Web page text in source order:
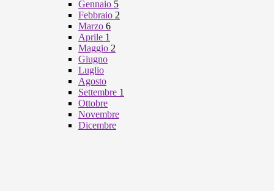
Gennaio 5
Febbraio 2
Marzo 6
Aprile 1
Maggio 2
Giugno
Luglio
Agosto
Settembre 1
Ottobre
Novembre
Dicembre